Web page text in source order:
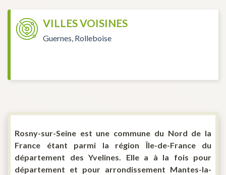
VILLES VOISINES
Guernes, Rolleboise
Rosny-sur-Seine est une commune du Nord de la
France étant parmi la région Île-de-France du
département des Yvelines. Elle a à la fois pour
département et pour arrondissement Mantes-la-